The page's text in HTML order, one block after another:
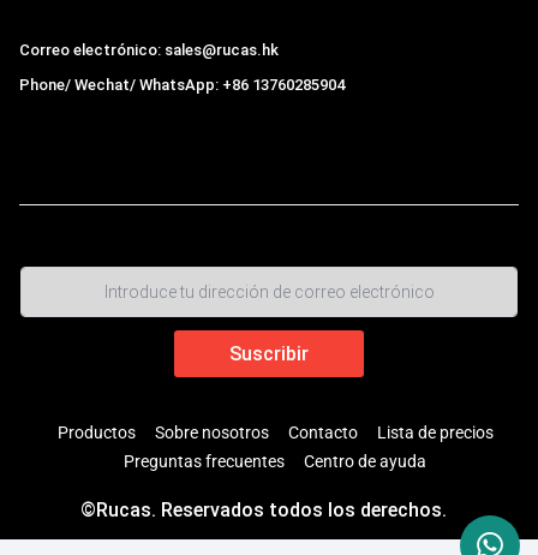
Correo electrónico: sales@rucas.hk
Phone/ Wechat/ WhatsApp: +86 13760285904
Productos Sobre nosotros Contacto
Lista de precios
Preguntas frecuentes
Centro de ayuda
©Rucas. Reservados todos los derechos.